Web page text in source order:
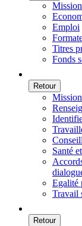
Emploi
Titres
Fonds
Retour
Santé
Egalité
Travail
Retour